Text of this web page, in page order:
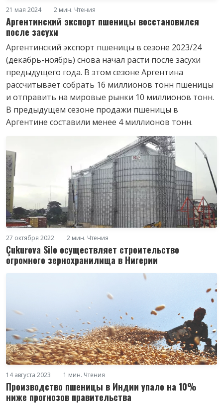
21 мая 2024 2 мин. Чтения
Аргентинский экспорт пшеницы восстановился
после засухи
Аргентинский экспорт пшеницы в сезоне 2023/24
(декабрь-ноябрь) снова начал расти после засухи
предыдущего года. В этом сезоне Аргентина
рассчитывает собрать 16 миллионов тонн пшеницы
и отправить на мировые рынки 10 миллионов тонн.
В предыдущем сезоне продажи пшеницы в
Аргентине составили менее 4 миллионов тонн.
27 октября 2022 2 мин. Чтения
Çukurova Silo осуществляет строительство
огромного зернохранилища в Нигерии
14 августа 2023 1 мин. Чтения
Производство пшеницы в Индии упало на 10%
ниже прогнозов правительства